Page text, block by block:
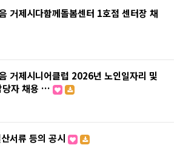
거제시다함께돌봄센터 1호점 센터장 채
거제시니어클럽 2026년 노인일자리 및
당자 채용 …
서류 등의 공시